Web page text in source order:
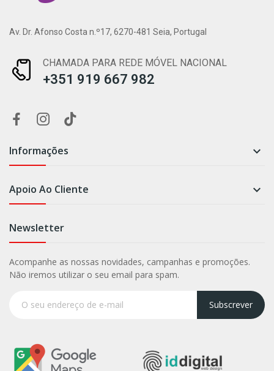
Av. Dr. Afonso Costa n.º17, 6270-481 Seia, Portugal
CHAMADA PARA REDE MÓVEL NACIONAL
+351 919 667 982
Informações 
Apoio Ao Cliente 
Newsletter
Acompanhe as nossas novidades, campanhas e promoções.
Não iremos utilizar o seu email para spam.
Subscrever